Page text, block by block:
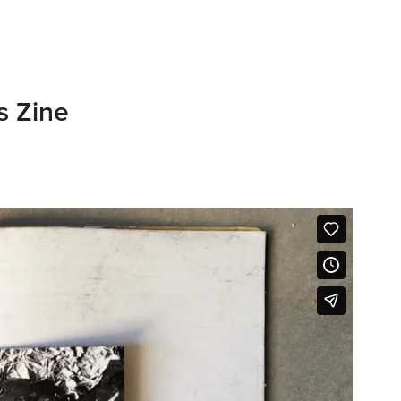
Zine